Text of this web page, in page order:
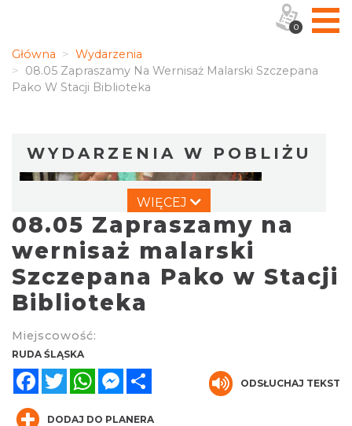
Główna
Wydarzenia
08.05 Zapraszamy Na Wernisaż Malarski Szczepana
Pako W Stacji Biblioteka
WYDARZENIA W POBLIŻU
Dzień Kartofla w chorzowskim skansenie
6.25 km
WIĘCEJ
08.05 Zapraszamy na
wernisaż malarski
Szczepana Pako w Stacji
Biblioteka
Miejscowość:
RUDA ŚLĄSKA
FacebookTwitterWhatsAppMessenger
ODSŁUCHAJ TEKST
DODAJ DO PLANERA
0